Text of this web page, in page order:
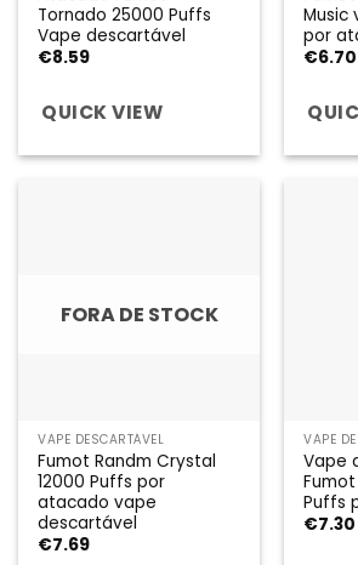
Tornado 25000 Puffs
Vape descartável
€8.59
QUICK VIEW
Music
por
€6.70
FORA DE STOCK
VAPE DESCARTÁVEL
Fumot Randm Crystal
12000 Puffs por
atacado vape
descartável
€7.69
VAPE
Vape
Puffs
€7.30